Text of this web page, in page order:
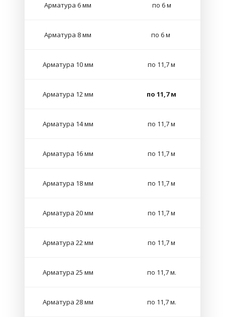
Арматура 6 мм по 6 м
Арматура 8 мм по 6 м
Арматура 10 мм по 11,7 м
Арматура 12 мм по 11,7 м
Арматура 14 мм по 11,7 м
Арматура 16 мм по 11,7 м
Арматура 18 мм по 11,7 м
Арматура 20 мм по 11,7 м
Арматура 22 мм по 11,7 м
Арматура 25 мм по 11,7 м.
Арматура 28 мм по 11,7 м.